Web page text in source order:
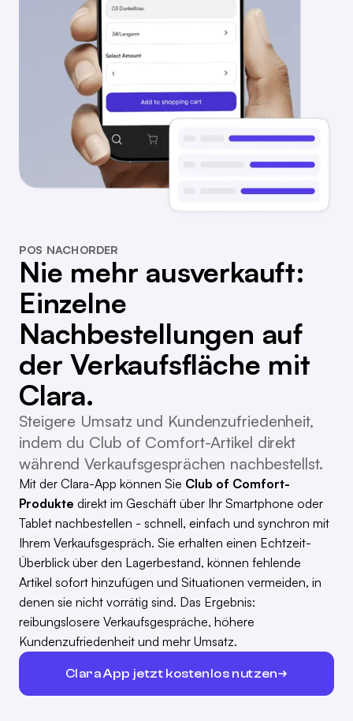
POS NACHORDER
Nie mehr ausverkauft:
Einzelne
Nachbestellungen auf
der Verkaufsfläche mit
Clara.
Steigere Umsatz und Kundenzufriedenheit,
indem du Club of Comfort-Artikel direkt
während Verkaufsgesprächen nachbestellst.
Mit der Clara-App können Sie Club of Comfort-
Produkte direkt im Geschäft über Ihr Smartphone oder
Tablet nachbestellen - schnell, einfach und synchron mit
Ihrem Verkaufsgespräch. Sie erhalten einen Echtzeit-
Überblick über den Lagerbestand, können fehlende
Artikel sofort hinzufügen und Situationen vermeiden, in
denen sie nicht vorrätig sind. Das Ergebnis:
reibungslosere Verkaufsgespräche, höhere
Kundenzufriedenheit und mehr Umsatz.
Clara App jetzt kostenlos nutzen